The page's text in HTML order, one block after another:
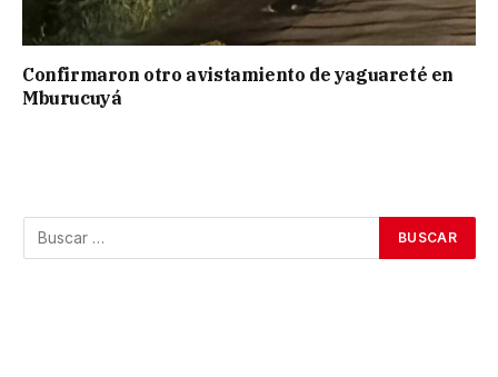
Confirmaron otro avistamiento de yaguareté en
Mburucuyá